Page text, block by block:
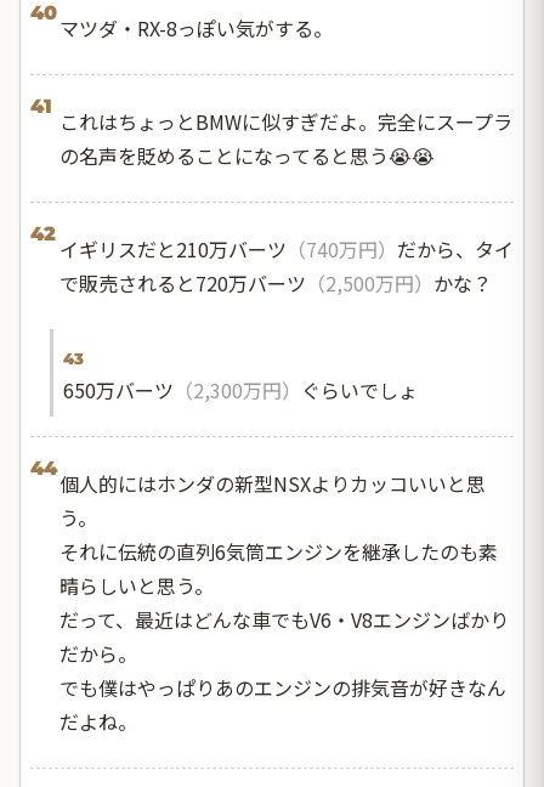
40
マツダ・RX-8っぽい気がする。
41
これはちょっとBMWに似すぎだよ。完全にスープラ
の名声を貶めることになってると思う😭😭
42
イギリスだと210万バーツ （740万円） だから、タイ
で販売されると720万バーツ （2,500万円） かな？
43
650万バーツ （2,300万円） ぐらいでしょ
44
個人的にはホンダの新型NSXよりカッコいいと思
う。
それに伝統の直列6気筒エンジンを継承したのも素
晴らしいと思う。
だって、最近はどんな車でもV6・V8エンジンばかり
だから。
でも僕はやっぱりあのエンジンの排気音が好きなん
だよね。